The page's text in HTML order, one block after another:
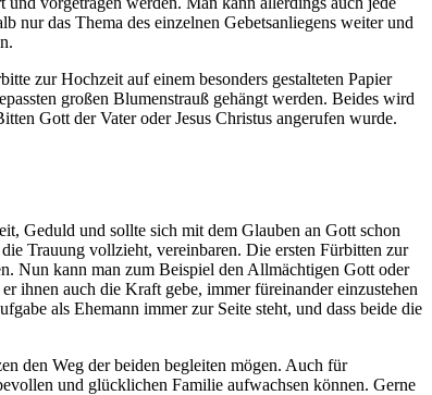
nur das Thema des einzelnen Gebetsanliegens weiter und
zur Hochzeit auf einem besonders gestalteten Papier
großen Blumenstrauß gehängt werden. Beides wird
Gott der Vater oder Jesus Christus angerufen wurde.
Geduld und sollte sich mit dem Glauben an Gott schon
Trauung vollzieht, vereinbaren. Die ersten Fürbitten zur
Nun kann man zum Beispiel den Allmächtigen Gott oder
ihnen auch die Kraft gebe, immer füreinander einzustehen
als Ehemann immer zur Seite steht, und dass beide die
den Weg der beiden begleiten mögen. Auch für
und glücklichen Familie aufwachsen können. Gerne